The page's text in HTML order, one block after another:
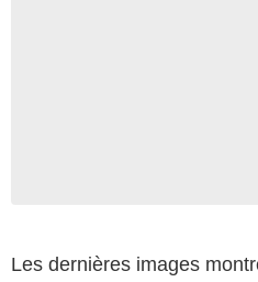
Les dernières images